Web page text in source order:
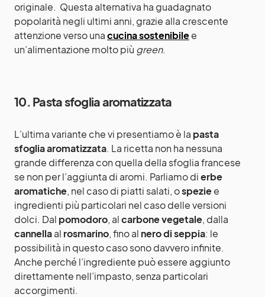
originale. Questa alternativa ha guadagnato
popolarità negli ultimi anni, grazie alla crescente
attenzione verso unacucina sostenibilee
un’alimentazione molto più green.
10. Pasta sfoglia aromatizzata
L’ultima variante che vi presentiamo è la pasta
sfoglia aromatizzata. La ricetta non ha nessuna
grande differenza con quella della sfoglia francese
se non per l’aggiunta di aromi. Parliamo dierbe
aromatiche, nel caso di piatti salati, ospeziee
ingredienti più particolari nel caso delle versioni
dolci. Dal pomodoro, alcarbone vegetale, dalla
cannellaal rosmarino, fino al nero di seppia: le
possibilità in questo caso sono davvero infinite.
Anche perché l’ingrediente può essere aggiunto
direttamente nell’impasto, senza particolari
accorgimenti.